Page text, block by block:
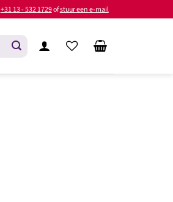
+31 13 - 532 1729ofstuur een e-mail